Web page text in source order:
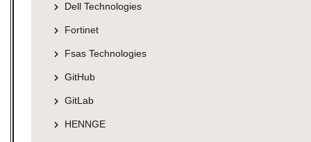
Dell Technologies
Fortinet
Fsas Technologies
GitHub
GitLab
HENNGE